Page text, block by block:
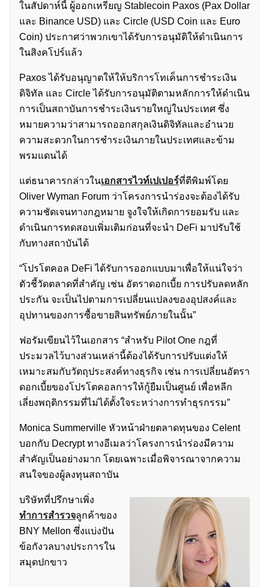
ในสัปดาห์นี้ ผู้ออกเหรียญ Stablecoin Paxos (Pax Dollar
และ Binance USD) และ Circle (USD Coin และ Euro
Coin) ประกาศว่าพวกเขาได้รับการอนุมัติให้ดำเนินการ
ในสิงคโปร์แล้ว
Paxos ได้รับอนุญาตให้ให้บริการโทเค็นการชำระเงิน
ดิจิทัล และ Circle ได้รับการอนุมัติตามหลักการให้ดำเนิน
การเป็นสถาบันการชำระเงินรายใหญ่ในประเทศ ซึ่ง
หมายความว่าสามารถออกสกุลเงินดิจิทัลและอำนวย
ความสะดวกในการชำระเงินภายในประเทศและข้าม
พรมแดนได้
แต่ธนาคารกล่าวในเอกสารไวท์เปเปอร์ที่ตีพิมพ์โดย
Oliver Wyman Forum ว่าโครงการนำร่องจะต้องได้รับ
ความชัดเจนทางกฎหมาย จูงใจให้เกิดการยอมรับ และ
ดำเนินการทดสอบเพิ่มเติมก่อนที่จะนำ DeFi มาปรับใช้
กับทางสถาบันได้
“โปรโตคอล DeFi ได้รับการออกแบบมาเพื่อให้แน่ใจว่า
ตัวชี้วัดตลาดที่สำคัญ เช่น อัตราดอกเบี้ย การปรับลดหลัก
ประกัน จะเป็นไปตามการเปลี่ยนแปลงของอุปสงค์และ
อุปทานของการซื้อขายสินทรัพย์ภายในนั้น”
ฟอรัมเขียนไว้ในเอกสาร “สำหรับ Pilot One กฎที่
ประมวลไว้บางส่วนเหล่านี้ต้องได้รับการปรับแต่งให้
เหมาะสมกับวัตถุประสงค์ทางธุรกิจ เช่น การเปลี่ยนอัตรา
ดอกเบี้ยของโปรโตคอลการให้กู้ยืมเป็นศูนย์ เพื่อหลีก
เลี่ยงพฤติกรรมที่ไม่ได้ตั้งใจระหว่างการทำธุรกรรม”
Monica Summerville หัวหน้าฝ่ายตลาดทุนของ Celent
บอกกับ Decrypt ทางอีเมลว่าโครงการนำร่องมีความ
สำคัญเป็นอย่างมาก โดยเฉพาะเมื่อพิจารณาจากความ
สนใจของผู้ลงทุนสถาบัน
บริษัทที่ปรึกษาเพิ่ง
ทำการสำรวจลูกค้าของ
BNY Mellon ซึ่งแบ่งปัน
ข้อกังวลบางประการใน
สมุดปกขาว